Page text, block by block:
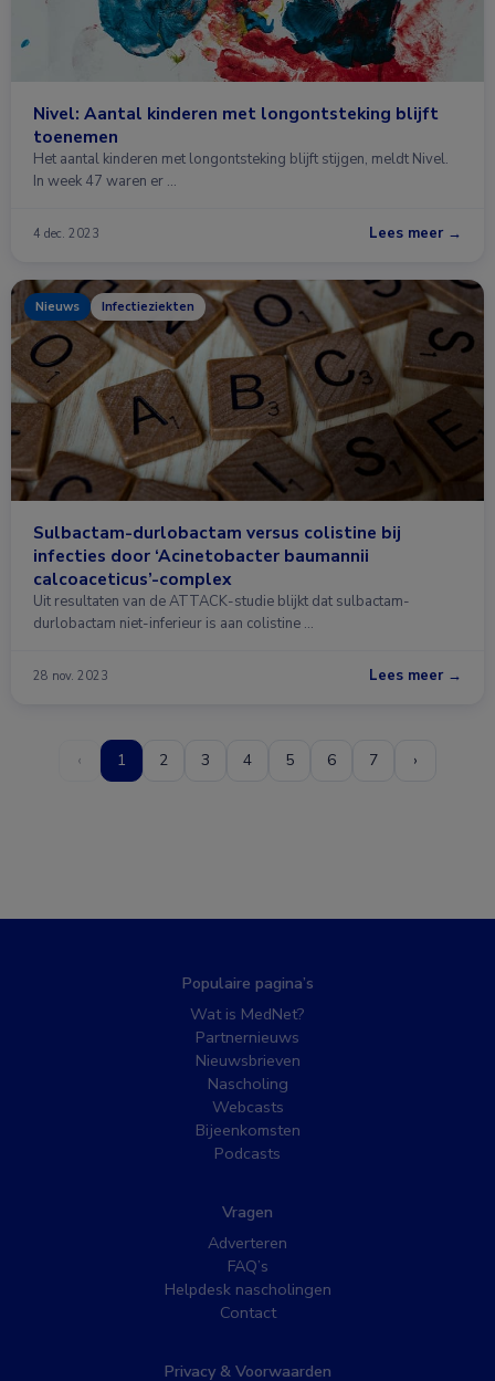
Nivel: Aantal kinderen met longontsteking blijft
toenemen
Het aantal kinderen met longontsteking blijft stijgen, meldt Nivel.
In week 47 waren er …
4 dec. 2023 Lees meer →
Nieuws Infectieziekten
Sulbactam-durlobactam versus colistine bij
infecties door ‘Acinetobacter baumannii
calcoaceticus’-complex
Uit resultaten van de ATTACK-studie blijkt dat sulbactam-
durlobactam niet-inferieur is aan colistine …
28 nov. 2023 Lees meer →
‹ 1 2 3 4 5 6 7 ›
Populaire pagina’s
Wat is MedNet?
Partnernieuws
Nieuwsbrieven
Nascholing
Webcasts
Bijeenkomsten
Podcasts
Vragen
Adverteren
FAQ’s
Helpdesk nascholingen
Contact
Privacy & Voorwaarden